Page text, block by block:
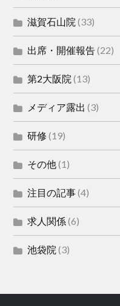
滋賀石山院 (33)
出席・開催報告(22)
第2大阪院 (13)
メディア露出 (3)
研修 (19)
その他(1)
注目の記事(4)
求人関係(6)
池袋院 (3)